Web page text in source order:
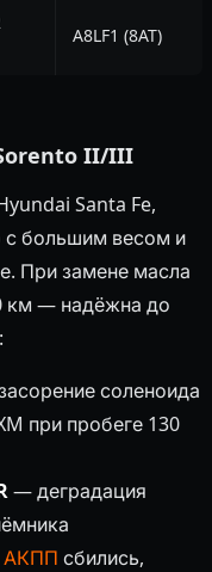
A8LF1 (8AT)
II/III
Santa Fe,
с большим весом и
При замене масла
км — надёжна до
соленоида
при пробеге 130
— деградация
АКПП сбились,